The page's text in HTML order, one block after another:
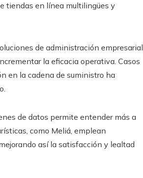
tiendas en línea multilingües y
de administración empresarial
la eficacia operativa. Casos
en la cadena de suministro ha
de datos permite entender más a
como Meliá, emplean
así la satisfacción y lealtad